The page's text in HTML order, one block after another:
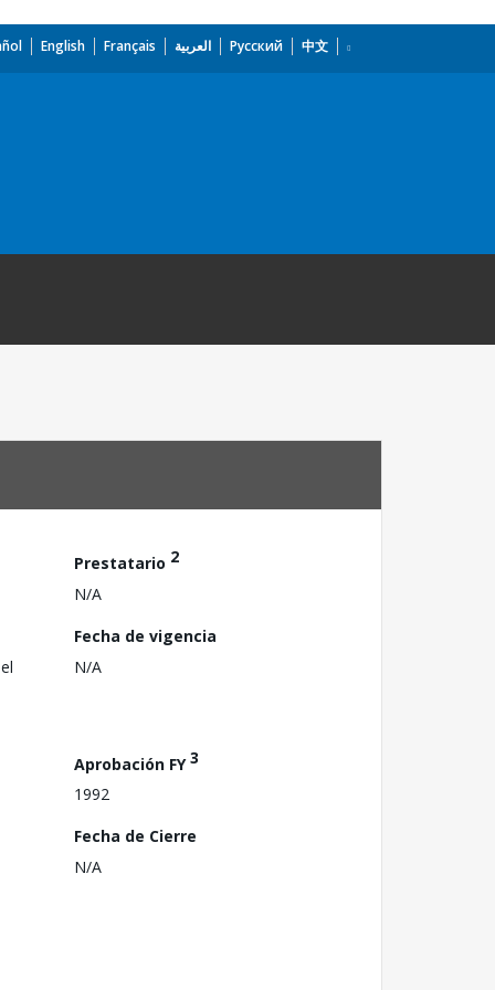
English Français العربية Русский 中文
Prestatario 2
N/A
Fecha de vigencia
N/A
Aprobación FY3
1992
Fecha de Cierre
N/A